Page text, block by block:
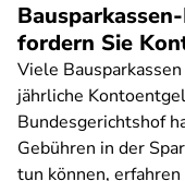
fordern Sie
Viele
jährliche
Bundesgerichtshof
Gebühren in der
tun können,